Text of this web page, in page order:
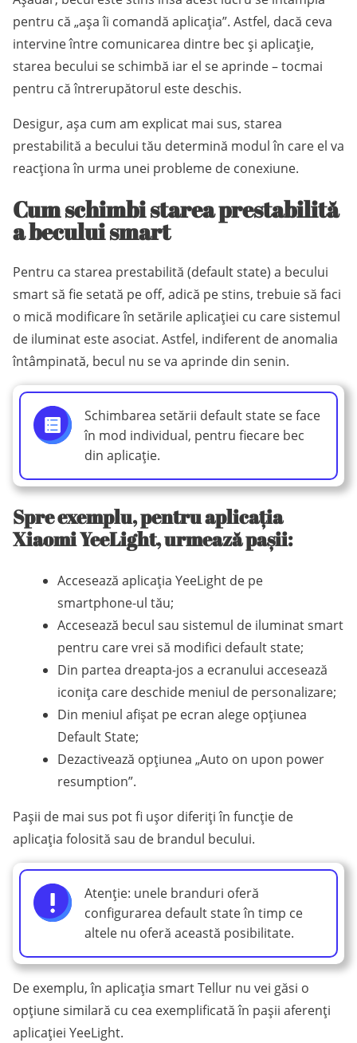
pentru că „așa îi comandă aplicația”. Astfel, dacă ceva
intervine între comunicarea dintre bec și aplicație,
starea becului se schimbă iar el se aprinde – tocmai
pentru că întrerupătorul este deschis.
Desigur, așa cum am explicat mai sus, starea
prestabilită a becului tău determină modul în care el va
reacționa în urma unei probleme de conexiune.
Cum schimbi starea prestabilită
a becului smart
Pentru ca starea prestabilită (default state) a becului
smart să fie setată pe off, adică pe stins, trebuie să faci
o mică modificare în setările aplicației cu care sistemul
de iluminat este asociat. Astfel, indiferent de anomalia
întâmpinată, becul nu se va aprinde din senin.
Schimbarea setării default state se face
în mod individual, pentru fiecare bec
din aplicație.
Spre exemplu, pentru aplicația
Xiaomi YeeLight, urmează pașii:
Accesează aplicația YeeLight de pe
smartphone-ul tău;
Accesează becul sau sistemul de iluminat smart
pentru care vrei să modifici default state;
Din partea dreapta-jos a ecranului accesează
iconița care deschide meniul de personalizare;
Din meniul afișat pe ecran alege opțiunea
Default State;
Dezactivează opțiunea „Auto on upon power
resumption”.
Pașii de mai sus pot fi ușor diferiți în funcție de
aplicația folosită sau de brandul becului.
Atenție: unele branduri oferă
configurarea default state în timp ce
altele nu oferă această posibilitate.
De exemplu, în aplicația smart Tellur nu vei găsi o
opțiune similară cu cea exemplificată în pașii aferenți
aplicației YeeLight.